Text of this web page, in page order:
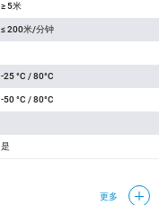
≥ 5米
≤ 200米/分钟
-25 °C / 80°C
-50 °C / 80°C
是
更多